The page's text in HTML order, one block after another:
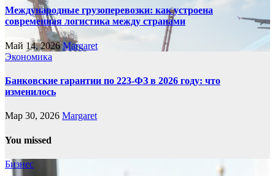
Международные грузоперевозки: как устроена
современная логистика между странами
Май 14, 2026Margaret
Экономика
Банковские гарантии по 223-ФЗ в 2026 году: что
изменилось
Мар 30, 2026 Margaret
You missed
Бизнес